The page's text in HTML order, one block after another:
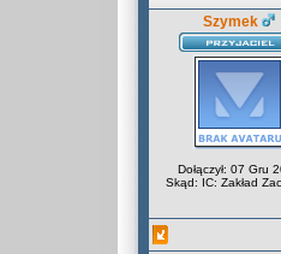
Szymek
Dołączył: 07 Gru
Skąd: IC: Zakład